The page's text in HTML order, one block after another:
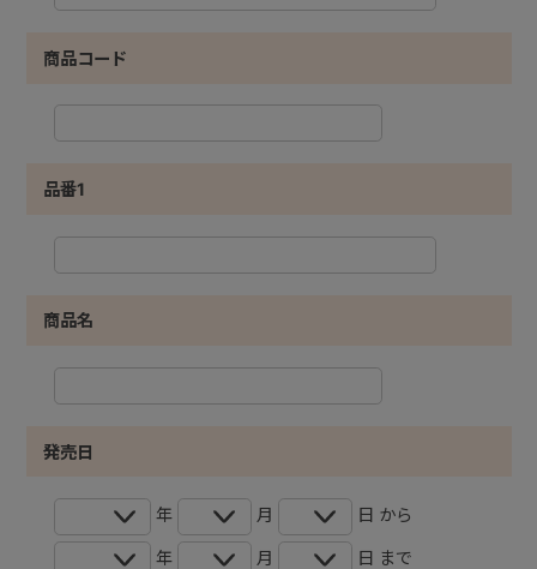
商品コード
品番1
商品名
発売日
年 月 日 から
年 月 日 まで